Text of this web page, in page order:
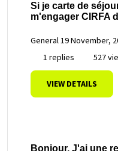
Si je carte de
m'engager CIRFA
General19 November,
1 replies
527
VIEW DETAILS
Bonjour. J'ai une